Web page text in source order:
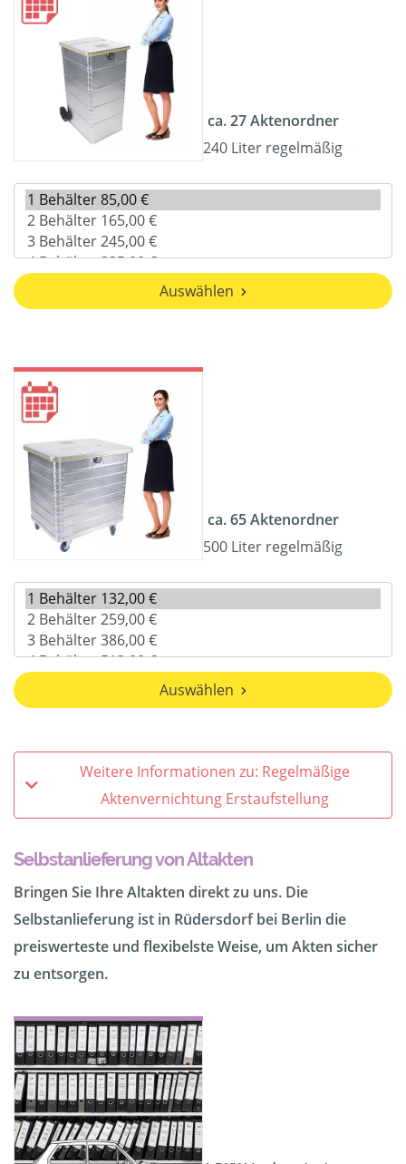
ca. 27 Aktenordner
240 Liter regelmäßig
Auswählen
ca. 65 Aktenordner
500 Liter regelmäßig
Auswählen
Weitere Informationen zu: Regelmäßige
Aktenvernichtung Erstaufstellung
Selbstanlieferung von Altakten
Bringen Sie Ihre Altakten direkt zu uns. Die
Selbstanlieferung ist in Rüdersdorf bei Berlin die
preiswerteste und flexibelste Weise, um Akten sicher
zu entsorgen.